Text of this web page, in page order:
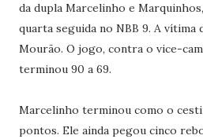
da dupla Marcelinho e
quarta seguida no NBB 9. A vítima
Mourão. O jogo, contra o vice-
terminou 90 a 69.
Marcelinho terminou como o
pontos. Ele ainda pegou cinco